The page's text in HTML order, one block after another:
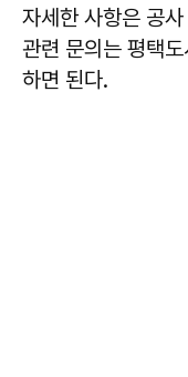
자세한 사항은 공
관련 문의는 평택
하면 된다.